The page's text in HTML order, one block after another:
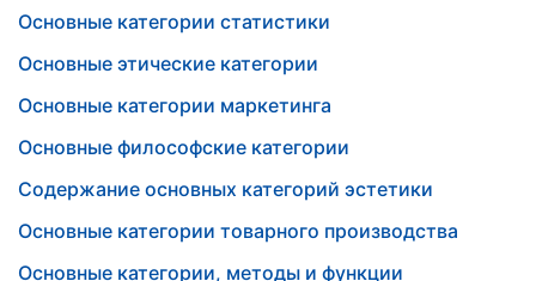
Основные категории статистики
Основные этические категории
Основные категории маркетинга
Основные философские категории
Содержание основных категорий эстетики
Основные категории товарного производства
Основные категории, методы и функции